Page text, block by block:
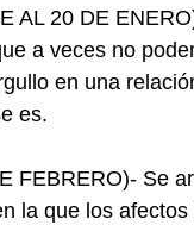
AL 20 DE
a veces no
en una
es.
FEBRERO)- Se
la que los